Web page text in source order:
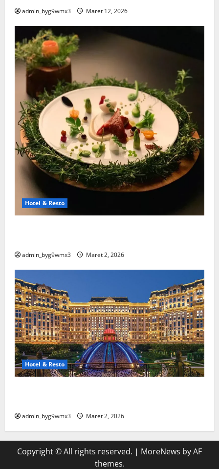
admin_byg9wmx3 Maret 12, 2026
Hotel & Resto
admin_byg9wmx3 Maret 2, 2026
Hotel & Resto
admin_byg9wmx3 Maret 2, 2026
Copyright © All rights reserved. | MoreNews by AF
themes.